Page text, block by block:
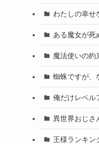
わたしの幸せ
ある魔女が死
魔法使いの約
蜘蛛ですが、
俺だけレベル
異世界おじさ
王様ランキン